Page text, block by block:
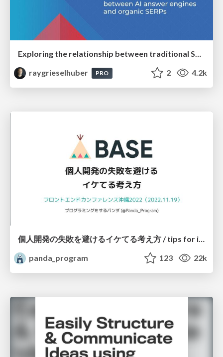
Exploring the relationship between traditional SERPs and Gen AI search
raygrieselhuber
PRO 2 4.2k
個人開発の失敗を避けるイケてる考え方 / tips for indie hackers
panda_program
123 22k